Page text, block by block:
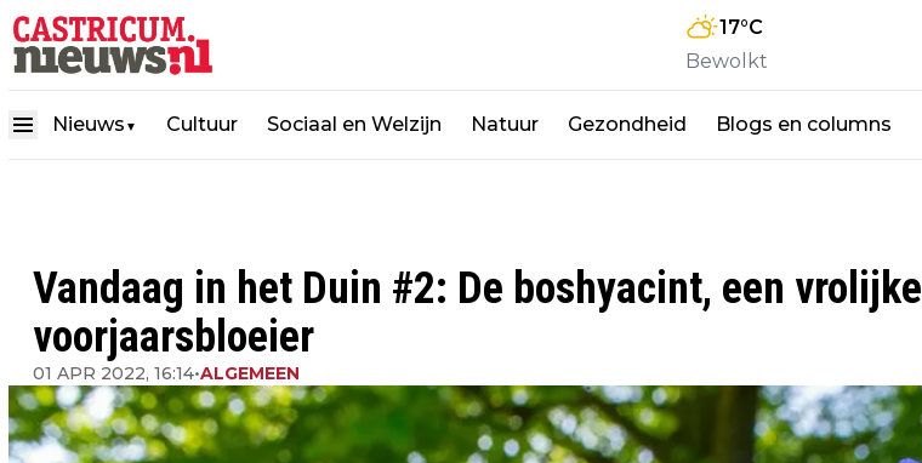
17°C
Bewolkt
Nieuws ▼ Cultuur Sociaal en Welzijn Natuur Gezondheid Blogs en columns
Vandaag in het Duin #2: De boshyacint, een vrolijke
voorjaarsbloeier
01 APR 2022, 16:14•ALGEMEEN